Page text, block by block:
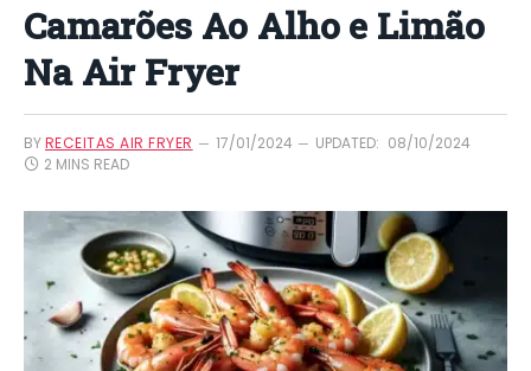
Camarões Ao Alho e Limão
Na Air Fryer
BYRECEITAS AIR FRYER 17/01/2024 UPDATED: 08/10/2024
2 MINS READ